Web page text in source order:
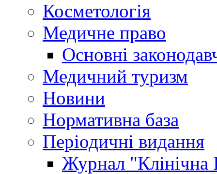
Косметологія
Медичне право
Основні
Медичний туризм
Новини
Нормативна база
Періодичні видання
Журнал "Клінічна